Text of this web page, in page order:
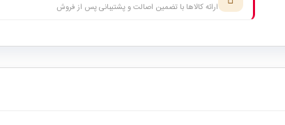
ارائه کالاها با تضمین اصالت و پشتیبانی پس از فروش